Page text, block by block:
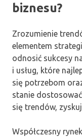
biznesu?
Zrozumienie
elementem
odnosić sukcesy
i usług, które
się potrzebom
stanie
się trendów,
Współczesny